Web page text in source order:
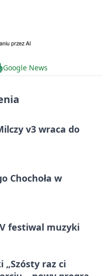
Google News
v3 wraca do
Chochoła w
festiwal muzyki
„Szósty raz ci